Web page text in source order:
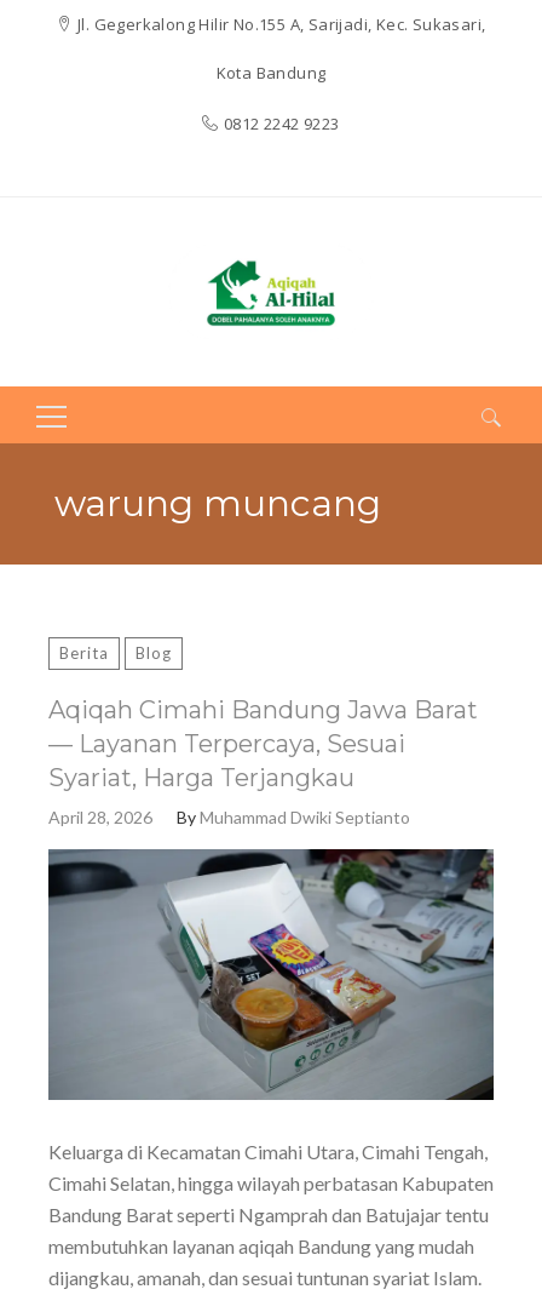
Jl. Gegerkalong Hilir No.155 A, Sarijadi, Kec. Sukasari,
Kota Bandung
0812 2242 9223
Search
for:warung muncang
Berita Blog
Aqiqah Cimahi Bandung Jawa Barat
— Layanan Terpercaya, Sesuai
Syariat, Harga Terjangkau
April 28, 2026 ByMuhammad Dwiki Septianto
Keluarga di Kecamatan Cimahi Utara, Cimahi Tengah,
Cimahi Selatan, hingga wilayah perbatasan Kabupaten
Bandung Barat seperti Ngamprah dan Batujajar tentu
membutuhkan layanan aqiqah Bandung yang mudah
dijangkau, amanah, dan sesuai tuntunan syariat Islam.